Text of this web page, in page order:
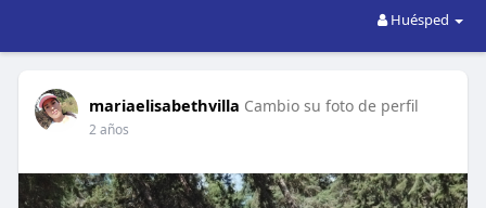
Huésped
mariaelisabethvilla Cambio su foto de perfil
2 años